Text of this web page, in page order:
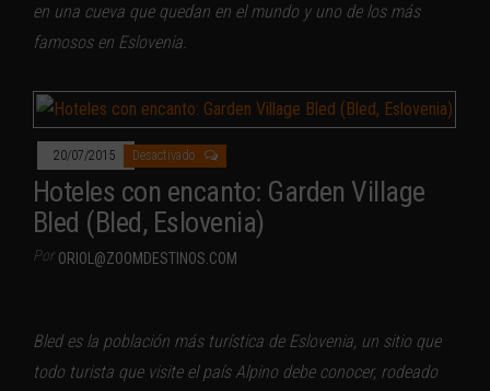
en una cueva que quedan en el mundo y uno de los más
famosos en Eslovenia.
20/07/2015 Desactivado
Hoteles con encanto: Garden Village
Bled (Bled, Eslovenia)
Por ORIOL@ZOOMDESTINOS.COM
Bled es la población más turística de Eslovenia, un sitio que
todo turista que visite el país Alpino debe conocer, rodeado